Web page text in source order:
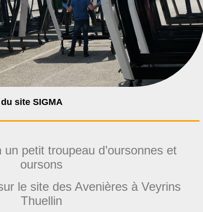
site SIGMA
petit troupeau d’oursonnes et
oursons
le site des Avenières à Veyrins
Thuellin